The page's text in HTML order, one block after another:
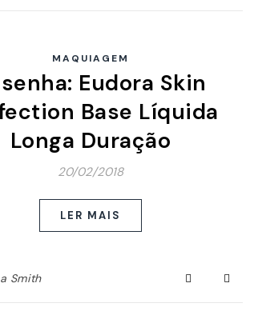
MAQUIAGEM
Eudora Skin
Base Líquida
Longa Duração
20/02/2018
LER MAIS
Smith